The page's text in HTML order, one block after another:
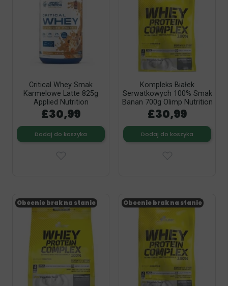
Critical Whey Smak
Karmelowe Latte 825g
Applied Nutrition
£30,99
Dodaj do koszyka
Kompleks Białek
Serwatkowych 100% Smak
Banan 700g Olimp Nutrition
£30,99
Dodaj do koszyka
Obecnie brak na stanie Obecnie brak na stanie